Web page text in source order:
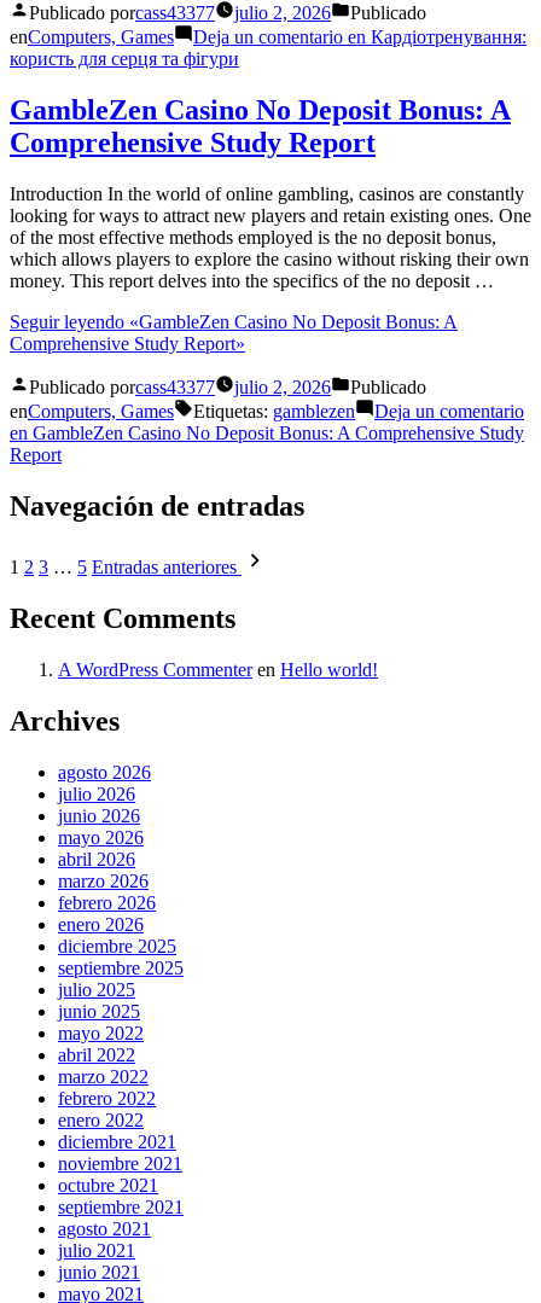
Publicado porcass43377 julio 2, 2026
Publicado
enComputers, Games Deja un comentario en Кардіотренування:
користь для серця та фігури
GambleZen Casino No Deposit Bonus: A
Comprehensive Study Report
Introduction In the world of online gambling, casinos are constantly
looking for ways to attract new players and retain existing ones. One
of the most effective methods employed is the no deposit bonus,
which allows players to explore the casino without risking their own
money. This report delves into the specifics of the no deposit …
Seguir leyendo «GambleZen Casino No Deposit Bonus: A
Comprehensive Study Report»
Publicado porcass43377 julio 2, 2026
Publicado
enComputers, Games Etiquetas: gamblezen
Deja un comentario
en GambleZen Casino No Deposit Bonus: A Comprehensive Study
Report
Navegación de entradas
1 2 3 … 5 Entradas anteriores
Recent Comments
A WordPress Commenteren Hello world!
Archives
agosto 2026
julio 2026
junio 2026
mayo 2026
abril 2026
marzo 2026
febrero 2026
enero 2026
diciembre 2025
septiembre 2025
julio 2025
junio 2025
mayo 2022
abril 2022
marzo 2022
febrero 2022
enero 2022
diciembre 2021
noviembre 2021
octubre 2021
septiembre 2021
agosto 2021
julio 2021
junio 2021
mayo 2021